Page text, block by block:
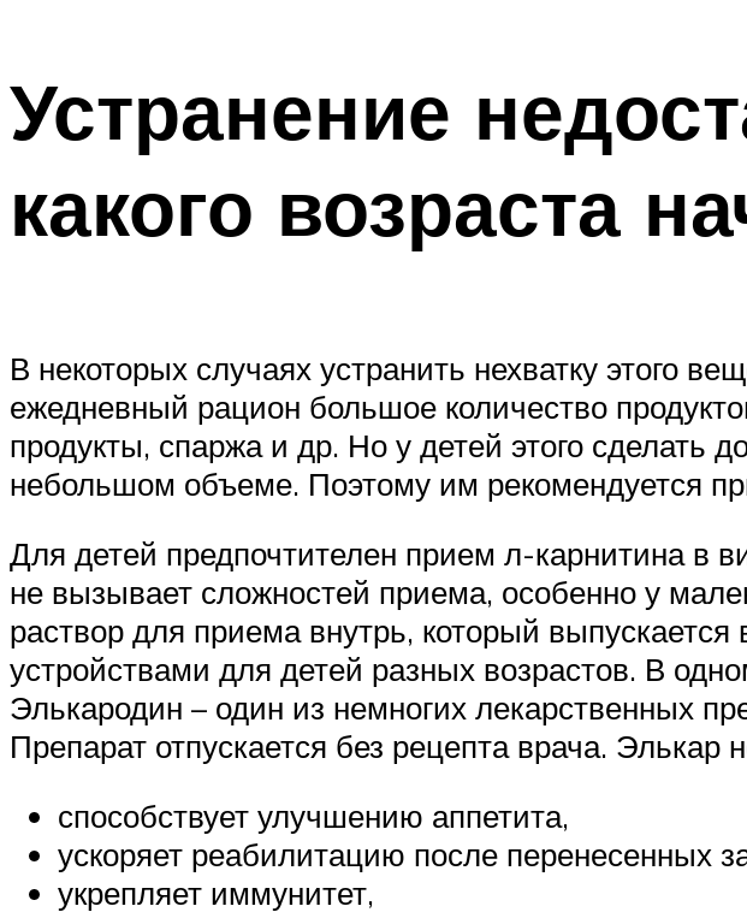
Устранение
какого возраста
В некоторых случаях устранить нехватку этого
ежедневный рацион большое количество
продукты, спаржа и др. Но у детей этого сделать
небольшом объеме. Поэтому им рекомендуется
Для детей предпочтителен прием л-карнитина в
не вызывает сложностей приема, особенно у
раствор для приема внутрь, который
устройствами для детей разных возрастов. В
Элькародин – один из немногих лекарственных
Препарат отпускается без рецепта врача.
способствует улучшению аппетита,
ускоряет реабилитацию после перенесенных
укрепляет иммунитет,